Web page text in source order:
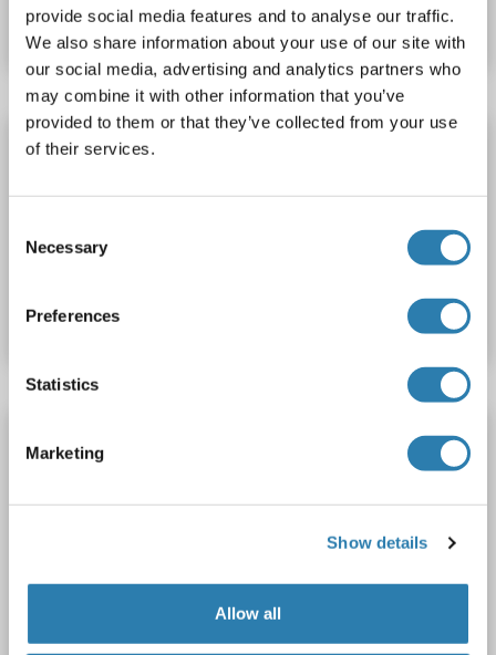
provide social media features and to analyse our traffic.
We also share information about your use of our site with
our social media, advertising and analytics partners who
may combine it with other information that you’ve
provided to them or that they’ve collected from your use
of their services.
Selection
Necessary
Preferences
Statistics
Marketing
Show details
Allow all
Datenblatt Details
OR11H2 ELISA Kit
Datenblatt
Competition ELISA
50-1000 pg/mL
Cell Culture Supernatant, Plasma, Serum, Tissue Homogenate
Datenblatt Details